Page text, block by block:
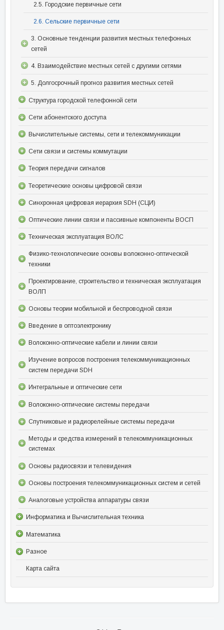
2.5. Городские первичные сети
2.6. Сельские первичные сети
3. Основные тенденции развития местных телефонных
сетей
4. Взаимодействие местных сетей с другими сетями
5. Долгосрочный прогноз развития местных сетей
Структура городской телефонной сети
Сети абонентского доступа
Вычислительные системы, сети и телекоммуникации
Сети связи и системы коммутации
Теория передачи сигналов
Теоретические основы цифровой связи
Синхронная цифровая иерархия SDH (СЦИ)
Оптические линии связи и пассивные компоненты ВОСП
Техническая эксплуатация ВОЛС
Физико-технологические основы волоконно-оптической
техники
Проектирование, строительство и техническая эксплуатация
ВОЛП
Основы теории мобильной и беспроводной связи
Введение в оптоэлектронику
Волоконно-оптические кабели и линии связи
Изучение вопросов построения телекоммуникационных
систем передачи SDH
Интегральные и оптические сети
Волоконно-оптические системы передачи
Спутниковые и радиорелейные системы передачи
Методы и средства измерений в телекоммуникационных
системах
Основы радиосвязи и телевидения
Основы построения телекоммуникационных систем и сетей
Аналоговые устройства аппаратуры связи
Информатика и Вычислительная техника
Математика
Разное
Карта сайта